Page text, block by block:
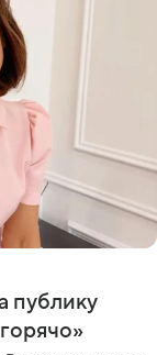
публику